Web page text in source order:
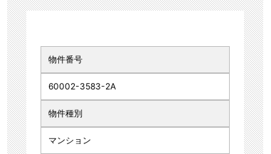
物件番号
60002-3583-2A
物件種別
マンション